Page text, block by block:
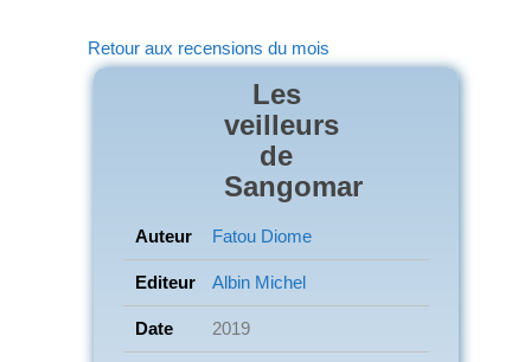
Retour aux recensions du mois
Les
veilleurs
de
Sangomar
Auteur Fatou Diome
Editeur Albin Michel
Date 2019